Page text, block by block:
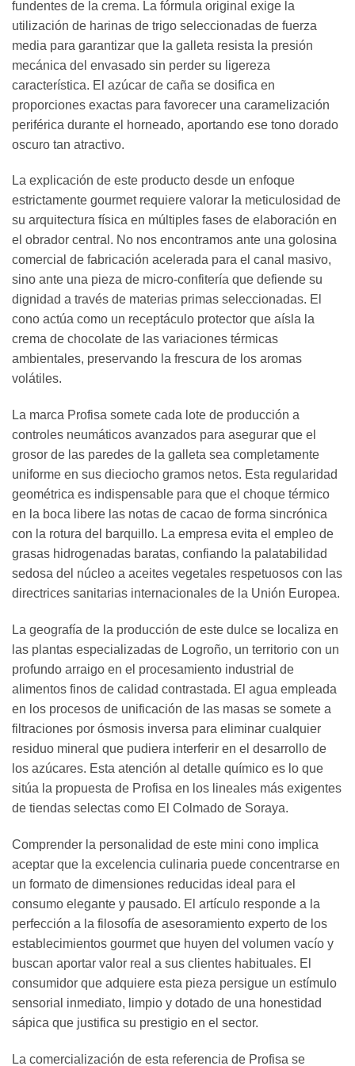
fundentes de la crema. La fórmula original exige la
utilización de harinas de trigo seleccionadas de fuerza
media para garantizar que la galleta resista la presión
mecánica del envasado sin perder su ligereza
característica. El azúcar de caña se dosifica en
proporciones exactas para favorecer una caramelización
periférica durante el horneado, aportando ese tono dorado
oscuro tan atractivo.
La explicación de este producto desde un enfoque
estrictamente gourmet requiere valorar la meticulosidad de
su arquitectura física en múltiples fases de elaboración en
el obrador central. No nos encontramos ante una golosina
comercial de fabricación acelerada para el canal masivo,
sino ante una pieza de micro-confitería que defiende su
dignidad a través de materias primas seleccionadas. El
cono actúa como un receptáculo protector que aísla la
crema de chocolate de las variaciones térmicas
ambientales, preservando la frescura de los aromas
volátiles.
La marca Profisa somete cada lote de producción a
controles neumáticos avanzados para asegurar que el
grosor de las paredes de la galleta sea completamente
uniforme en sus dieciocho gramos netos. Esta regularidad
geométrica es indispensable para que el choque térmico
en la boca libere las notas de cacao de forma sincrónica
con la rotura del barquillo. La empresa evita el empleo de
grasas hidrogenadas baratas, confiando la palatabilidad
sedosa del núcleo a aceites vegetales respetuosos con las
directrices sanitarias internacionales de la Unión Europea.
La geografía de la producción de este dulce se localiza en
las plantas especializadas de Logroño, un territorio con un
profundo arraigo en el procesamiento industrial de
alimentos finos de calidad contrastada. El agua empleada
en los procesos de unificación de las masas se somete a
filtraciones por ósmosis inversa para eliminar cualquier
residuo mineral que pudiera interferir en el desarrollo de
los azúcares. Esta atención al detalle químico es lo que
sitúa la propuesta de Profisa en los lineales más exigentes
de tiendas selectas como El Colmado de Soraya.
Comprender la personalidad de este mini cono implica
aceptar que la excelencia culinaria puede concentrarse en
un formato de dimensiones reducidas ideal para el
consumo elegante y pausado. El artículo responde a la
perfección a la filosofía de asesoramiento experto de los
establecimientos gourmet que huyen del volumen vacío y
buscan aportar valor real a sus clientes habituales. El
consumidor que adquiere esta pieza persigue un estímulo
sensorial inmediato, limpio y dotado de una honestidad
sápica que justifica su prestigio en el sector.
La comercialización de esta referencia de Profisa se